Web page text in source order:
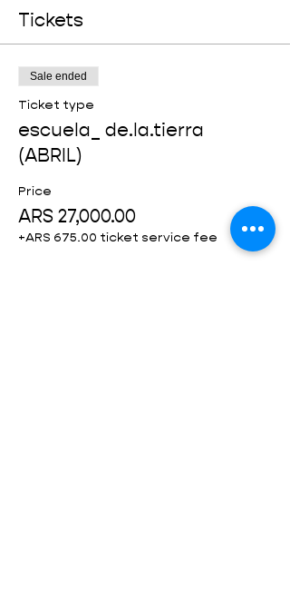
Tickets
Sale ended
Ticket type
escuela_ de.la.tierra
(ABRIL)
Price
ARS 27,000.00
+ARS 675.00 ticket service fee